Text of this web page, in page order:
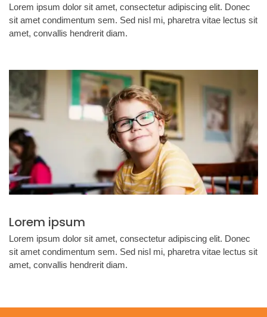
Lorem ipsum dolor sit amet, consectetur adipiscing elit. Donec
sit amet condimentum sem. Sed nisl mi, pharetra vitae lectus sit
amet, convallis hendrerit diam.
Lorem ipsum
Lorem ipsum dolor sit amet, consectetur adipiscing elit. Donec
sit amet condimentum sem. Sed nisl mi, pharetra vitae lectus sit
amet, convallis hendrerit diam.